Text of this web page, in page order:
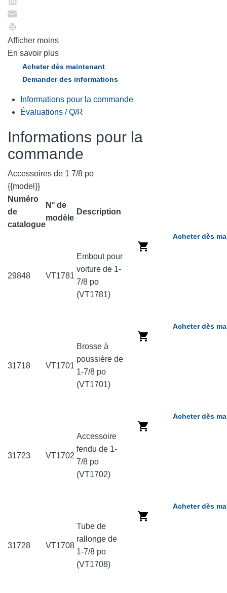
Afficher moins
En savoir plus
Acheter dès maintenant
Demander des informations
Informations pour la commande
Évaluations / Q/R
Informations pour la
commande
Accessoires de 1 7/8 po
{{model}}
Numéro
de
catalogue
N° de
modèle
Description
29848 VT1781
Embout pour
voiture de 1-
7/8 po
(VT1781)
Acheter dès
31718 VT1701
Brosse à
poussière de
1-7/8 po
(VT1701)
Acheter dès
31723 VT1702
Accessoire
fendu de 1-
7/8 po
(VT1702)
Acheter dès
31728 VT1708
Tube de
rallonge de
1-7/8 po
(VT1708)
Acheter dès